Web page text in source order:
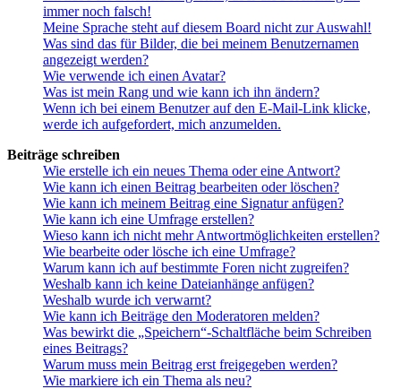
immer noch falsch!
Meine Sprache steht auf diesem Board nicht zur Auswahl!
Was sind das für Bilder, die bei meinem Benutzernamen
angezeigt werden?
Wie verwende ich einen Avatar?
Was ist mein Rang und wie kann ich ihn ändern?
Wenn ich bei einem Benutzer auf den E-Mail-Link klicke,
werde ich aufgefordert, mich anzumelden.
Beiträge schreiben
Wie erstelle ich ein neues Thema oder eine Antwort?
Wie kann ich einen Beitrag bearbeiten oder löschen?
Wie kann ich meinem Beitrag eine Signatur anfügen?
Wie kann ich eine Umfrage erstellen?
Wieso kann ich nicht mehr Antwortmöglichkeiten erstellen?
Wie bearbeite oder lösche ich eine Umfrage?
Warum kann ich auf bestimmte Foren nicht zugreifen?
Weshalb kann ich keine Dateianhänge anfügen?
Weshalb wurde ich verwarnt?
Wie kann ich Beiträge den Moderatoren melden?
Was bewirkt die „Speichern“-Schaltfläche beim Schreiben
eines Beitrags?
Warum muss mein Beitrag erst freigegeben werden?
Wie markiere ich ein Thema als neu?